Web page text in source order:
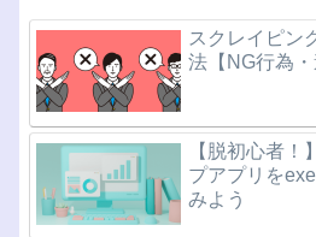
スクレイピン
法【NG行為・
【脱初心者！
プアプリを
みよう